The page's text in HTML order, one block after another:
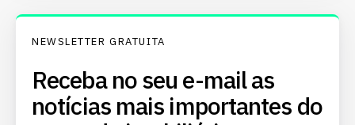
NEWSLETTER GRATUITA
Receba no seu e-mail as
notícias mais importantes do